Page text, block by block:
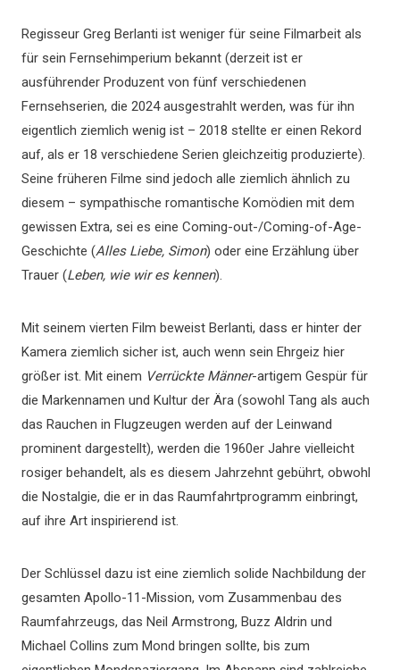
Regisseur Greg Berlanti ist weniger für seine Filmarbeit als
für sein Fernsehimperium bekannt (derzeit ist er
ausführender Produzent von fünf verschiedenen
Fernsehserien, die 2024 ausgestrahlt werden, was für ihn
eigentlich ziemlich wenig ist – 2018 stellte er einen Rekord
auf, als er 18 verschiedene Serien gleichzeitig produzierte).
Seine früheren Filme sind jedoch alle ziemlich ähnlich zu
diesem – sympathische romantische Komödien mit dem
gewissen Extra, sei es eine Coming-out-/Coming-of-Age-
Geschichte (Alles Liebe, Simon) oder eine Erzählung über
Trauer (Leben, wie wir es kennen).
Mit seinem vierten Film beweist Berlanti, dass er hinter der
Kamera ziemlich sicher ist, auch wenn sein Ehrgeiz hier
größer ist. Mit einem Verrückte Männer-artigem Gespür für
die Markennamen und Kultur der Ära (sowohl Tang als auch
das Rauchen in Flugzeugen werden auf der Leinwand
prominent dargestellt), werden die 1960er Jahre vielleicht
rosiger behandelt, als es diesem Jahrzehnt gebührt, obwohl
die Nostalgie, die er in das Raumfahrtprogramm einbringt,
auf ihre Art inspirierend ist.
Der Schlüssel dazu ist eine ziemlich solide Nachbildung der
gesamten Apollo-11-Mission, vom Zusammenbau des
Raumfahrzeugs, das Neil Armstrong, Buzz Aldrin und
Michael Collins zum Mond bringen sollte, bis zum